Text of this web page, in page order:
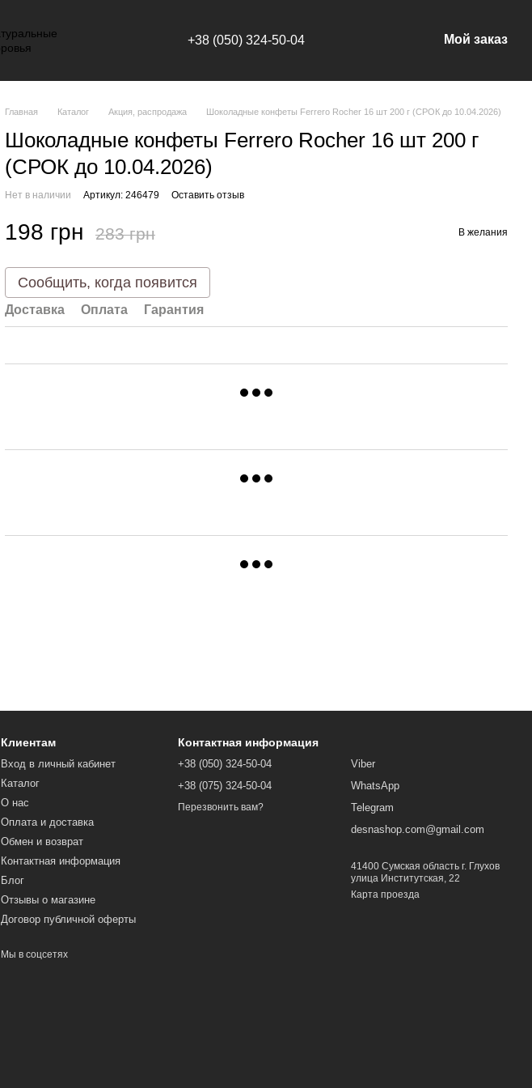
+38 (050) 324-50-04 Мой заказ
Главная Каталог Акция, распродажа Шоколадные конфеты Ferrero Rocher 16 шт 200 г (СРОК до 10.04.2026)
Шоколадные конфеты Ferrero Rocher 16 шт 200 г
(СРОК до 10.04.2026)
Нет в наличии Артикул: 246479 Оставить отзыв
198 грн 283 грн В желания
Сообщить, когда появится
Доставка Оплата Гарантия
Клиентам
Вход в личный кабинет
Каталог
О нас
Оплата и доставка
Обмен и возврат
Контактная информация
Блог
Отзывы о магазине
Договор публичной оферты
Мы в соцсетях
Контактная информация
+38 (050) 324-50-04
+38 (075) 324-50-04
Перезвонить вам?
Viber
WhatsApp
Telegram
desnashop.com@gmail.com
41400 Сумская область г. Глухов
улица Институтская, 22
Карта проезда